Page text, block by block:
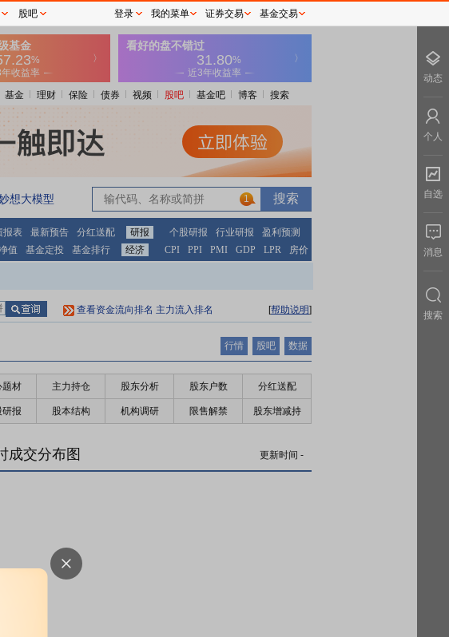
基金 理财 保险 债券 视频 股吧 基金吧 博客 搜索
想大模型 1
报表 最新预告 分红送配 研报 个股研报 行业研报
盈利预测
值 基金定投 基金排行 经济 CPI PPI PMI GDP LPR 房价
查看资金流向排名 主力流入排名 [帮助说明]
行情 股吧 数据
题材 主力持仓 股东分析 股东户数 分红送配
研报 股本结构 机构调研 限售解禁 股东增减持
成交分布图 更新时间 -
股吧 登录 我的菜单 证券交易 基金交易
动态
个人
自选
消息
搜索